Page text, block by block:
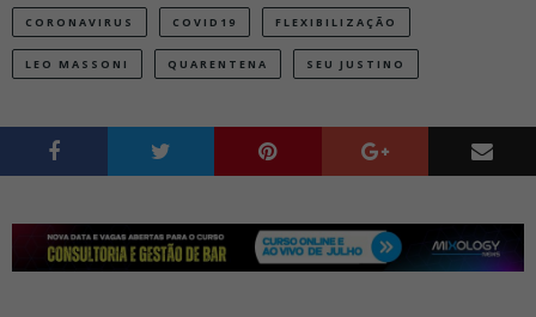
CORONAVIRUS COVID19 FLEXIBILIZAÇÃO
LEO MASSONI QUARENTENA SEU JUSTINO